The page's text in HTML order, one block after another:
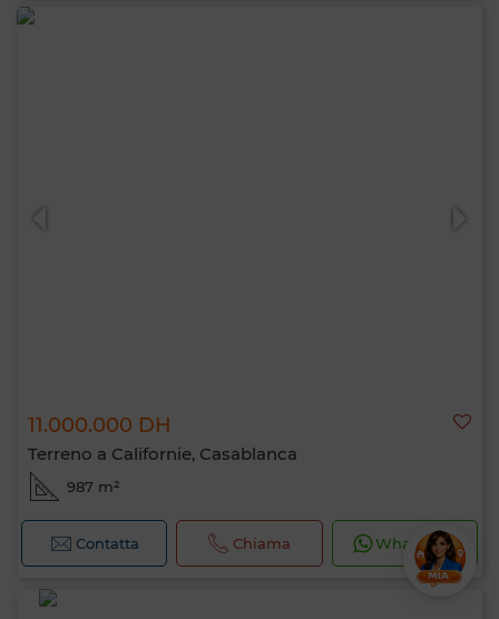
11.000.000 DH
Terreno a Californie, Casablanca
987 m²
Contatta Chiama WhatsApp